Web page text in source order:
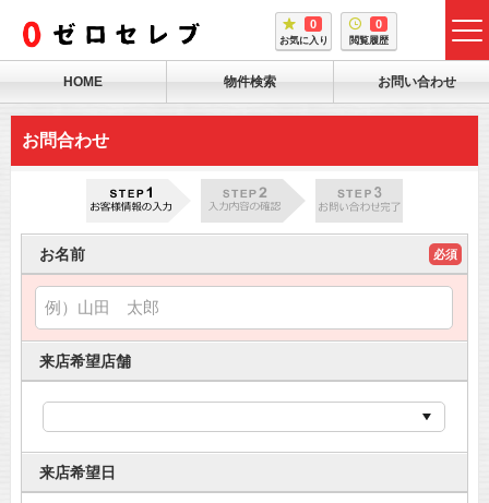
0
お気に入り
0
閲覧履歴
HOME 物件検索 お問い合わせ
お問合わせ
お名前 必須
来店希望店舗
来店希望日